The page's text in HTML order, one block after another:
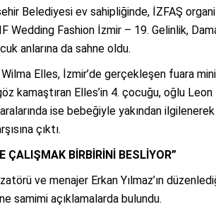
Belediyesi ev sahipliğinde, İZFAŞ
Wedding Fashion İzmir – 19. Gelinlik,
anlarına da sahne oldu.
Elles, İzmir’de gerçekleşen fuara
kamaştıran Elles’in 4. çocuğu, oğlu
ise bebeğiyle yakından
çıktı.
ÇALIŞMAK BİRBİRİNİ BESLİYOR”
ve menajer Erkan Yılmaz’ın
samimi açıklamalarda bulundu.